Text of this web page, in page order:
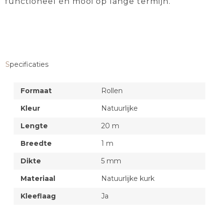
Specificaties
Formaat
Rollen
Kleur
Natuurlijke
Lengte
20 m
Breedte
1 m
Dikte
5 mm
Materiaal
Natuurlijke kurk
Kleeflaag
Ja